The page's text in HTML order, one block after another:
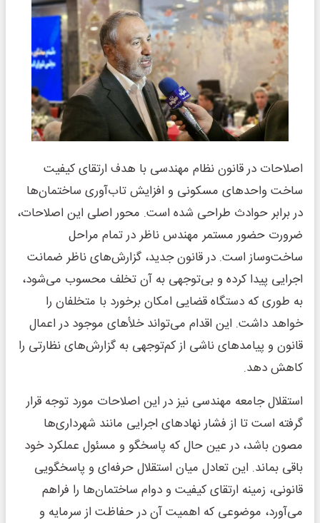
اصلاحات در قانون نظام مهندسی با هدف ارتقای کیفیت
ساخت واحدهای مسکونی و افزایش تاب‌آوری ساختمان‌ها
در برابر حوادث طراحی شده است. محور اصلی این اصلاحات،
ضرورت حضور مستمر مهندس ناظر در تمام مراحل
ساخت‌وساز است. در قانون جدید، گزارش‌های ناظر ضمانت
اجرایی پیدا کرده و بی‌توجهی به آن تخلف محسوب می‌شود،
به طوری که دستگاه قضایی امکان برخورد با متخلفان را
خواهد داشت. این اقدام می‌تواند خلأهای موجود در اعمال
قانون و پیامدهای ناشی از کم‌توجهی به گزارش‌های نظارتی را
کاهش دهد.
استقلال جامعه مهندسی نیز در این اصلاحات مورد توجه قرار
گرفته است تا از فشار نهادهای اجرایی مانند شهرداری‌ها
مصون باشد، در عین حال که پاسخگو و مسئول عملکرد خود
باقی بماند. این تعادل میان استقلال حرفه‌ای و پاسخگویی
قانونی، زمینه ارتقای کیفیت و دوام ساختمان‌ها را فراهم
می‌آورد، موضوعی که اهمیت آن در حفاظت از سرمایه و